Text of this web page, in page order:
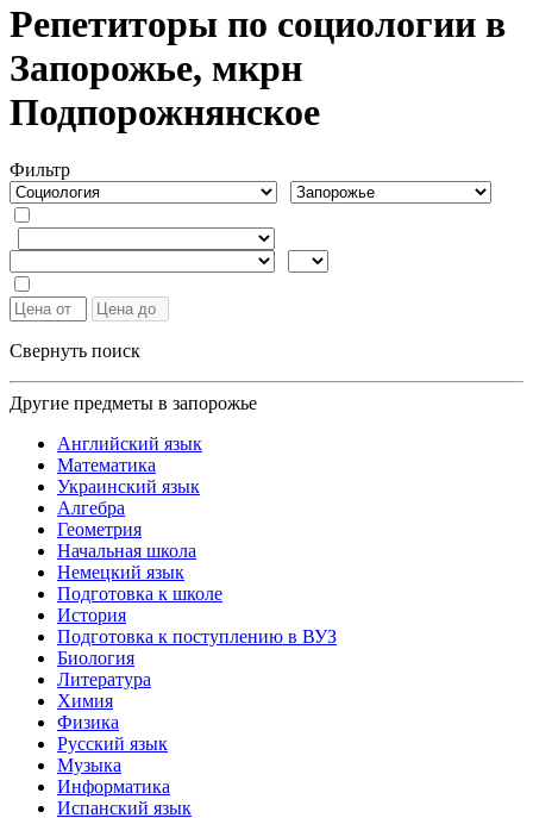
Репетиторы по социологии в
Запорожье, мкрн
Подпорожнянское
Фильтр
Свернуть поиск
Другие предметы в запорожье
Английский язык
Математика
Украинский язык
Алгебра
Геометрия
Начальная школа
Немецкий язык
Подготовка к школе
История
Подготовка к поступлению в ВУЗ
Биология
Литература
Химия
Физика
Русский язык
Музыка
Информатика
Испанский язык